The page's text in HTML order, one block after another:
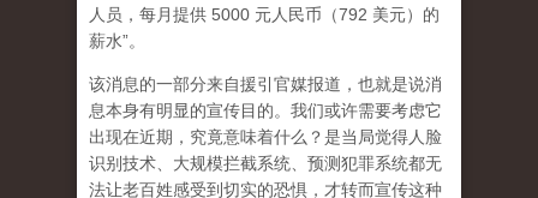
人员，每月提供 5000 元人民币（792 美元）的
薪水”。
该消息的一部分来自援引官媒报道，也就是说消
息本身有明显的宣传目的。我们或许需要考虑它
出现在近期，究竟意味着什么？是当局觉得人脸
识别技术、大规模拦截系统、预测犯罪系统都无
法让老百姓感受到切实的恐惧，才转而宣传这种